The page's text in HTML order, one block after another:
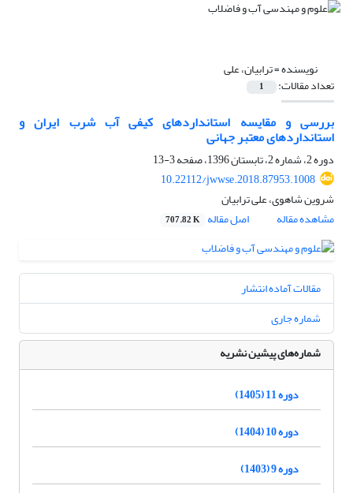
نویسنده =ترابیان، علی
تعداد مقالات: 1
بررسی و مقایسه استانداردهای کیفی آب شرب ایران و
استانداردهای معتبر جهانی
دوره 2، شماره 2، تابستان 1396، صفحه
3-13
10.22112/jwwse.2018.87953.1008
شروین شاهوی، علی ترابیان
مشاهده مقاله
اصل مقاله 707.82 K
مقالات آماده انتشار
شماره جاری
شماره‌های پیشین نشریه
دوره 11 (1405)
دوره 10 (1404)
دوره 9 (1403)